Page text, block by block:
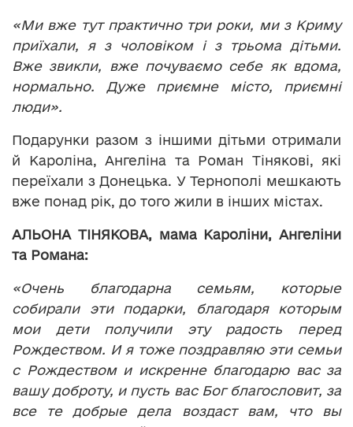
«Ми вже тут практично три роки, ми з Криму
приїхали, я з чоловіком і з трьома дітьми.
Вже звикли, вже почуваємо себе як вдома,
нормально. Дуже приємне місто, приємні
люди».
Подарунки разом з іншими дітьми отримали
й Кароліна, Ангеліна та Роман Тінякові, які
переїхали з Донецька. У Тернополі мешкають
вже понад рік, до того жили в інших містах.
АЛЬОНА ТІНЯКОВА, мама Кароліни, Ангеліни
та Романа:
«Очень благодарна семьям, которые
собирали эти подарки, благодаря которым
мои дети получили эту радость перед
Рождеством. И я тоже поздравляю эти семьи
с Рождеством и искренне благодарю вас за
вашу доброту, и пусть вас Бог благословит, за
все те добрые дела воздаст вам, что вы